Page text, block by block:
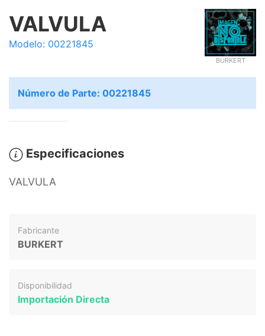
VALVULA
Modelo: 00221845
BURKERT
Número de Parte: 00221845
Especificaciones
VALVULA
Fabricante
BURKERT
Disponibilidad
Importación Directa